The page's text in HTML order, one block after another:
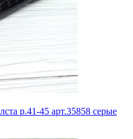
р.41-45 арт.35858 серые